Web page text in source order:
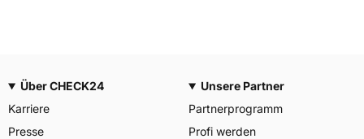
Über CHECK24
Karriere
Presse
Unsere Partner
Partnerprogramm
Profi werden